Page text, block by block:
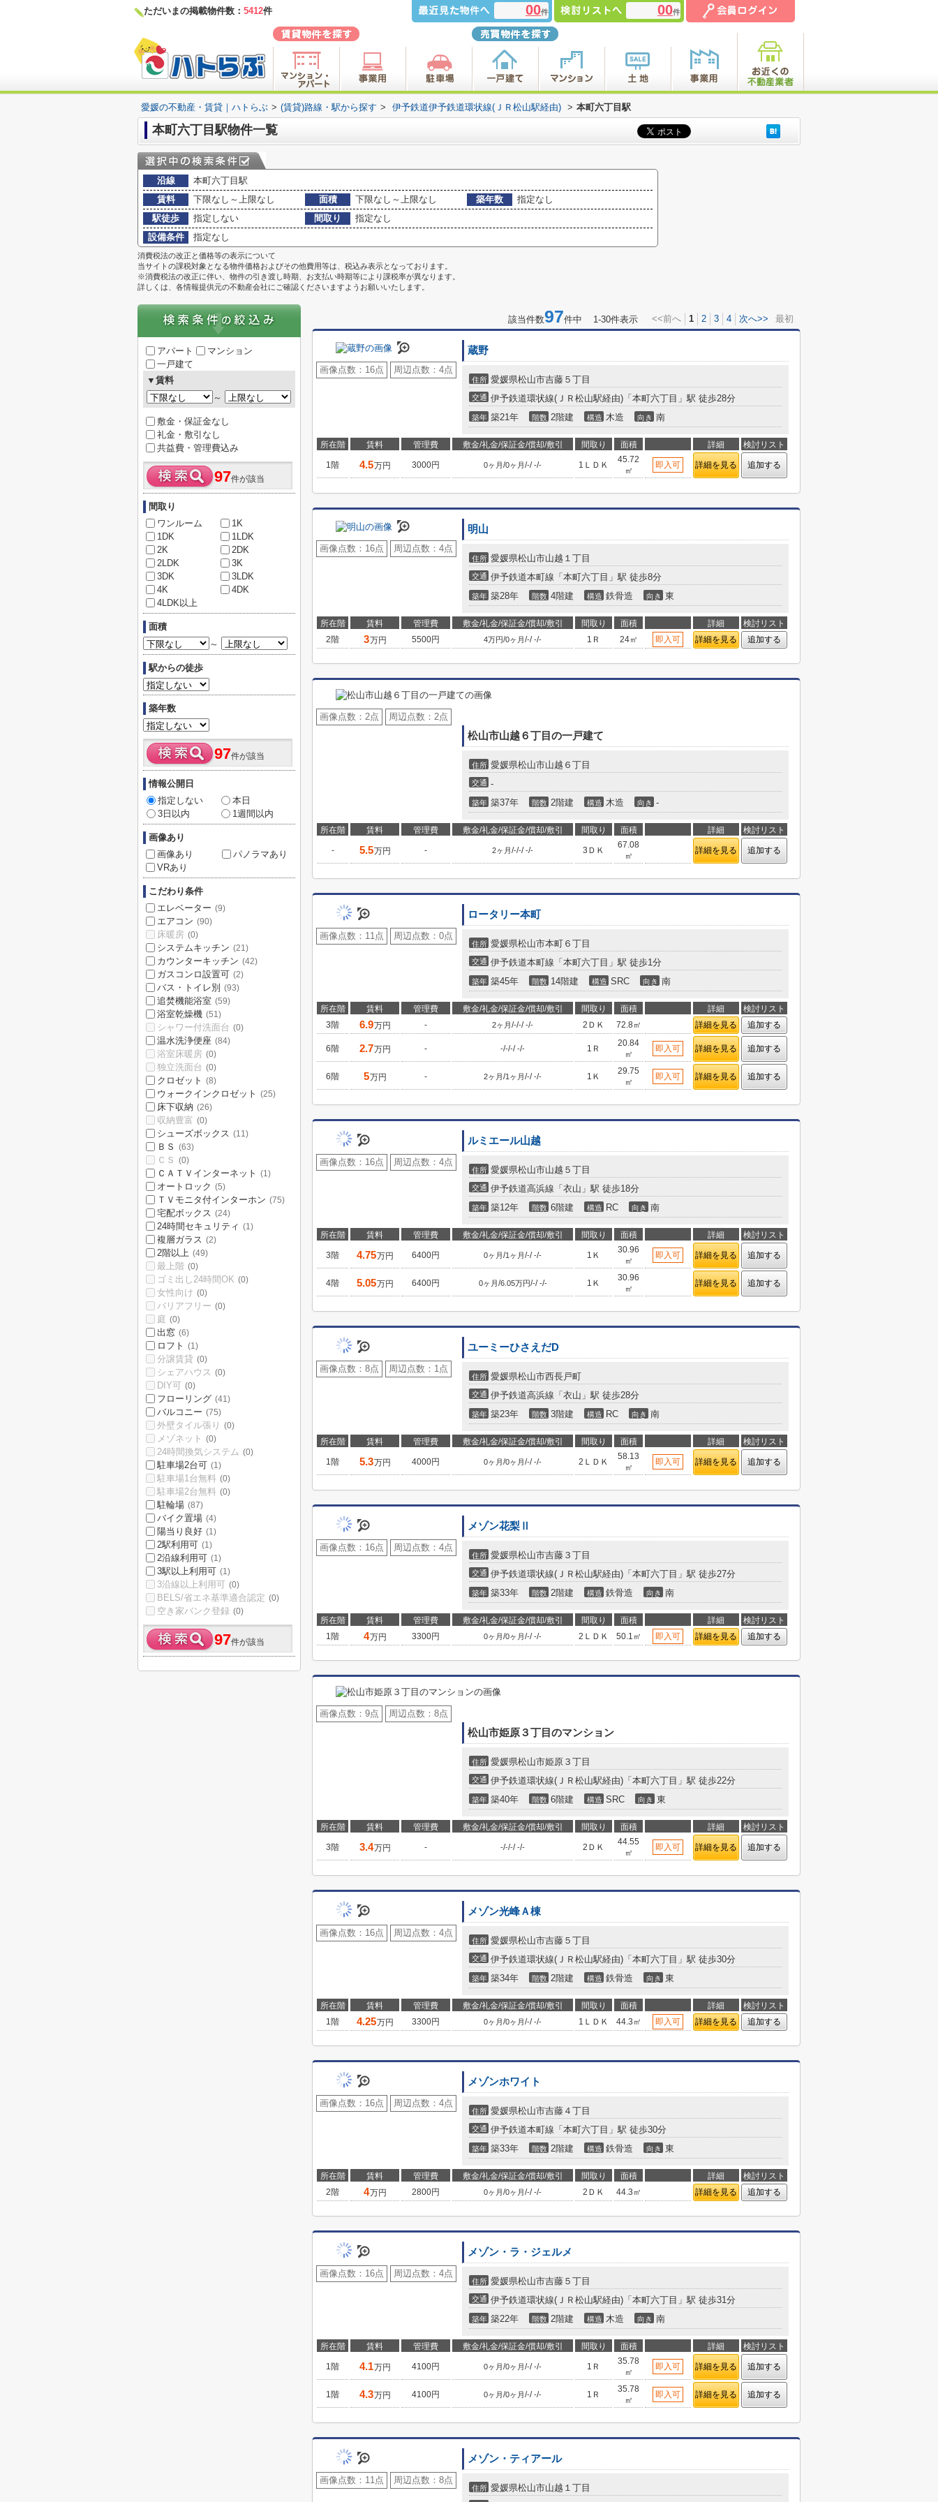
ただいまの掲載物件数： 5412件 00件 00件
愛媛の不動産・賃貸｜ハトらぶ > (賃貸)路線・駅から探す > 伊予鉄道伊予鉄道環状線(ＪＲ松山駅経由) > 本町六丁目駅
本町六丁目駅物件一覧
沿線
本町六丁目駅
賃料
下限なし～上限なし 面積 下限なし～上限なし 築年数
指定なし
駅徒歩
指定しない 間取り
指定なし
設備条件
指定なし
消費税法の改正と価格等の表示について
当サイトの課税対象となる物件価格およびその他費用等は、税込み表示となっております。
※消費税法の改正に伴い、物件の引き渡し時期、お支払い時期等により課税率が異なります。
詳しくは、各情報提供元の不動産会社にご確認くださいますようお願いいたします。
該当件数97件中 1-30件表示 <<前へ 1 2 3 4 次へ>> 最初
画像点数： 16点 周辺点数： 4点
蔵野
住所 愛媛県松山市吉藤５丁目
交通 伊予鉄道環状線(ＪＲ松山駅経由)「本町六丁目」駅 徒歩28分
築年 築21年 階数 2階建 構造 木造 向き 南
所在階 賃料 管理費 敷金/礼金/保証金/償却/敷引 間取り 面積 詳細 検討リスト
1階 4.5万円 3000円 0ヶ月/0ヶ月/-/-/- 1ＬＤＫ
45.72
㎡
即入可 詳細を見る 追加する
画像点数： 16点 周辺点数： 4点
明山
住所 愛媛県松山市山越１丁目
交通 伊予鉄道本町線「本町六丁目」駅 徒歩8分
築年 築28年 階数 4階建 構造 鉄骨造 向き 東
所在階 賃料 管理費 敷金/礼金/保証金/償却/敷引 間取り 面積 詳細
検討リスト
2階
3万円 5500円 4万円/0ヶ月/-/-/- 1Ｒ 24㎡ 即入可 詳細を見る 追加する
画像点数： 2点 周辺点数： 2点
松山市山越６丁目の一戸建て
住所 愛媛県松山市山越６丁目
交通 -
築年 築37年 階数 2階建 構造 木造 向き -
所在階 賃料 管理費 敷金/礼金/保証金/償却/敷引 間取り 面積 詳細 検討リスト
- 5.5万円 - 2ヶ月/-/-/-/- 3ＤＫ
67.08
㎡
詳細を見る 追加する
画像点数： 11点 周辺点数： 0点
ロータリー本町
住所 愛媛県松山市本町６丁目
交通 伊予鉄道本町線「本町六丁目」駅 徒歩1分
築年 築45年 階数 14階建 構造 SRC 向き 南
所在階 賃料 管理費 敷金/礼金/保証金/償却/敷引 間取り 面積 詳細
検討リスト
3階
6.9万円 - 2ヶ月/-/-/-/- 2ＤＫ 72.8㎡ 詳細を見る 追加する
6階 2.7万円 - -/-/-/-/- 1Ｒ
20.84
㎡
即入可 詳細を見る 追加する
6階 5万円 - 2ヶ月/1ヶ月/-/-/- 1Ｋ
29.75
㎡
即入可 詳細を見る 追加する
画像点数： 16点 周辺点数： 4点
ルミエール山越
住所 愛媛県松山市山越５丁目
交通 伊予鉄道高浜線「衣山」駅 徒歩18分
築年 築12年 階数 6階建 構造 RC 向き 南
所在階 賃料 管理費 敷金/礼金/保証金/償却/敷引 間取り 面積 詳細 検討リスト
3階 4.75万円 6400円 0ヶ月/1ヶ月/-/-/- 1Ｋ
30.96
㎡
即入可 詳細を見る 追加する
4階 5.05万円 6400円 0ヶ月/6.05万円/-/-/- 1Ｋ
30.96
㎡
詳細を見る 追加する
画像点数： 8点 周辺点数： 1点
ユーミーひさえだD
住所 愛媛県松山市西長戸町
交通 伊予鉄道高浜線「衣山」駅 徒歩28分
築年 築23年 階数 3階建 構造 RC 向き 南
所在階 賃料 管理費 敷金/礼金/保証金/償却/敷引 間取り 面積 詳細 検討リスト
1階 5.3万円 4000円 0ヶ月/0ヶ月/-/-/- 2ＬＤＫ
58.13
㎡
即入可 詳細を見る 追加する
画像点数： 16点 周辺点数： 4点
メゾン花梨Ⅱ
住所 愛媛県松山市吉藤３丁目
交通 伊予鉄道環状線(ＪＲ松山駅経由)「本町六丁目」駅 徒歩27分
築年 築33年 階数 2階建 構造 鉄骨造 向き 南
所在階 賃料 管理費 敷金/礼金/保証金/償却/敷引 間取り 面積 詳細
検討リスト
1階
4万円 3300円 0ヶ月/0ヶ月/-/-/- 2ＬＤＫ 50.1㎡ 即入可 詳細を見る 追加する
画像点数： 9点 周辺点数： 8点
松山市姫原３丁目のマンション
住所 愛媛県松山市姫原３丁目
交通 伊予鉄道環状線(ＪＲ松山駅経由)「本町六丁目」駅 徒歩22分
築年 築40年 階数 6階建 構造 SRC 向き 東
所在階 賃料 管理費 敷金/礼金/保証金/償却/敷引 間取り 面積 詳細 検討リスト
3階 3.4万円 - -/-/-/-/- 2ＤＫ
44.55
㎡
即入可 詳細を見る 追加する
画像点数： 16点 周辺点数： 4点
メゾン光峰Ａ棟
住所 愛媛県松山市吉藤５丁目
交通 伊予鉄道環状線(ＪＲ松山駅経由)「本町六丁目」駅 徒歩30分
築年 築34年 階数 2階建 構造 鉄骨造 向き 東
所在階 賃料 管理費 敷金/礼金/保証金/償却/敷引 間取り 面積 詳細
検討リスト
1階
4.25万円 3300円 0ヶ月/0ヶ月/-/-/- 1ＬＤＫ 44.3㎡ 即入可 詳細を見る 追加する
画像点数： 16点 周辺点数： 4点
メゾンホワイト
住所 愛媛県松山市吉藤４丁目
交通 伊予鉄道本町線「本町六丁目」駅 徒歩30分
築年 築33年 階数 2階建 構造 鉄骨造 向き 東
所在階 賃料 管理費 敷金/礼金/保証金/償却/敷引 間取り 面積 詳細
検討リスト
2階
4万円 2800円 0ヶ月/0ヶ月/-/-/- 2ＤＫ 44.3㎡ 詳細を見る 追加する
画像点数： 16点 周辺点数： 4点
メゾン・ラ・ジェルメ
住所 愛媛県松山市吉藤５丁目
交通 伊予鉄道環状線(ＪＲ松山駅経由)「本町六丁目」駅 徒歩31分
築年 築22年 階数 2階建 構造 木造 向き 南
所在階 賃料 管理費 敷金/礼金/保証金/償却/敷引 間取り 面積 詳細 検討リスト
1階 4.1万円 4100円 0ヶ月/0ヶ月/-/-/- 1Ｒ
35.78
㎡
即入可 詳細を見る 追加する
1階 4.3万円 4100円 0ヶ月/0ヶ月/-/-/- 1Ｒ
35.78
㎡
即入可 詳細を見る 追加する
画像点数： 11点 周辺点数： 8点
メゾン・ティアール
住所 愛媛県松山市山越１丁目
アパート
マンション
一戸建て
▼賃料
～
敷金・保証金なし
礼金・敷引なし
共益費・管理費込み
97件が該当
間取り
ワンルーム
1K
1DK
1LDK
2K
2DK
2LDK
3K
3DK
3LDK
4K
4DK
4LDK以上
面積
～
駅からの徒歩
築年数
97件が該当
情報公開日
指定しない
本日
3日以内
1週間以内
画像あり
画像あり
パノラマあり
VRあり
こだわり条件
エレベーター (9)
エアコン (90)
床暖房 (0)
システムキッチン (21)
カウンターキッチン (42)
ガスコンロ設置可 (2)
バス・トイレ別 (93)
追焚機能浴室 (59)
浴室乾燥機 (51)
シャワー付洗面台 (0)
温水洗浄便座 (84)
浴室床暖房 (0)
独立洗面台 (0)
クロゼット (8)
ウォークインクロゼット (25)
床下収納 (26)
収納豊富 (0)
シューズボックス (11)
ＢＳ (63)
ＣＳ (0)
ＣＡＴＶインターネット (1)
オートロック (5)
ＴＶモニタ付インターホン (75)
宅配ボックス (24)
24時間セキュリティ (1)
複層ガラス (2)
2階以上 (49)
最上階 (0)
ゴミ出し24時間OK (0)
女性向け (0)
バリアフリー (0)
庭 (0)
出窓 (6)
ロフト (1)
分譲賃貸 (0)
シェアハウス (0)
DIY可 (0)
フローリング (41)
バルコニー (75)
外壁タイル張り (0)
メゾネット (0)
24時間換気システム (0)
駐車場2台可 (1)
駐車場1台無料 (0)
駐車場2台無料 (0)
駐輪場 (87)
バイク置場 (4)
陽当り良好 (1)
2駅利用可 (1)
2沿線利用可 (1)
3駅以上利用可 (1)
3沿線以上利用可 (0)
BELS/省エネ基準適合認定 (0)
空き家バンク登録 (0)
97件が該当